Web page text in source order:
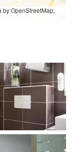
by OpenStreetMap,